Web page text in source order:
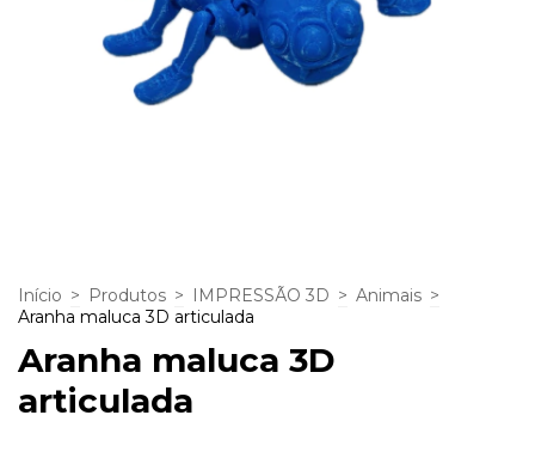
Início > Produtos > IMPRESSÃO 3D > Animais >
Aranha maluca 3D articulada
Aranha maluca 3D
articulada